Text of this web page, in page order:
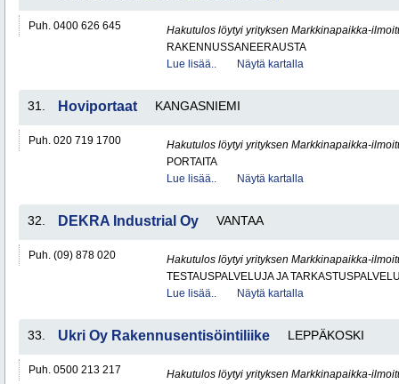
Puh. 0400 626 645
Hakutulos löytyi yrityksen Markkinapaikka-
RAKENNUSSANEERAUSTA
Lue lisää..
Näytä kartalla
31. Hoviportaat KANGASNIEMI
Puh. 020 719 1700
Hakutulos löytyi yrityksen Markkinapaikka-
PORTAITA
Lue lisää..
Näytä kartalla
32. DEKRA Industrial Oy VANTAA
Puh. (09) 878 020
Hakutulos löytyi yrityksen Markkinapaikka-
TESTAUSPALVELUJA JA
Lue lisää..
Näytä kartalla
33. Ukri Oy Rakennusentisöintiliike LEPPÄKOSKI
Puh. 0500 213 217
Hakutulos löytyi yrityksen Markkinapaikka-